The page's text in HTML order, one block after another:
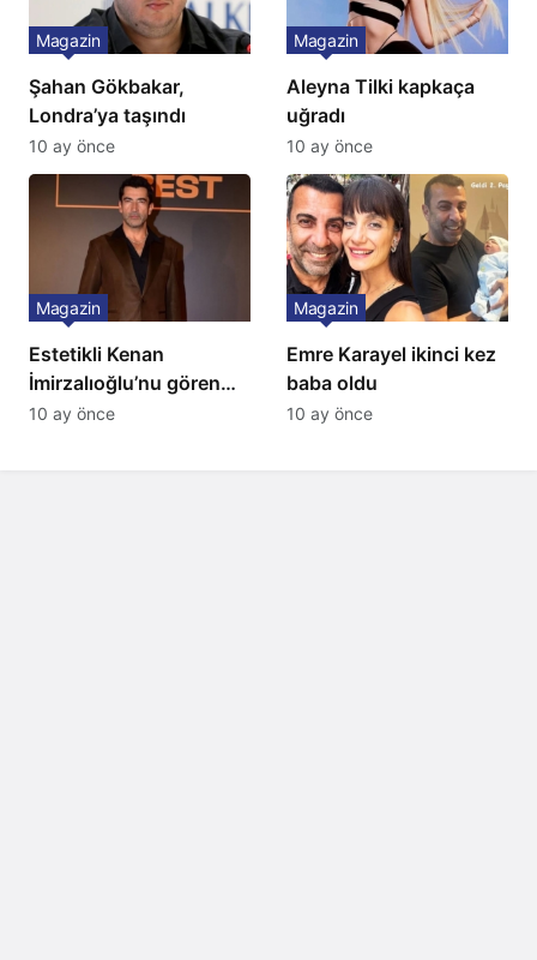
Şahan Gökbakar,
Londra’ya taşındı
Magazin
10 ay önce
Aleyna Tilki kapkaça
uğradı
Magazin
10 ay önce
Estetikli Kenan
İmirzalıoğlu’nu gören
tanıyamıyor: Son hali
Magazin
10 ay önce
Emre Karayel ikinci kez
baba oldu
Magazin
10 ay önce